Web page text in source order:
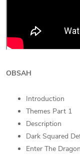
OBSAH
Introduction
Themes Part 1
Description
Dark Squared
Enter The Dragon